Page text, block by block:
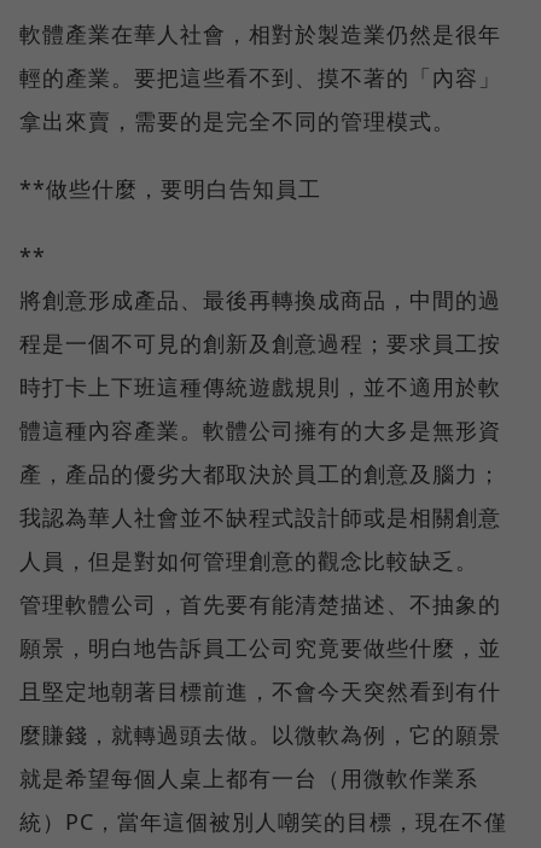
軟體產業在華人社會，相對於製造業仍然是很年
輕的產業。要把這些看不到、摸不著的「內容」
拿出來賣，需要的是完全不同的管理模式。
**做些什麼，要明白告知員工
**
將創意形成產品、最後再轉換成商品，中間的過
程是一個不可見的創新及創意過程；要求員工按
時打卡上下班這種傳統遊戲規則，並不適用於軟
體這種內容產業。軟體公司擁有的大多是無形資
產，產品的優劣大都取決於員工的創意及腦力；
我認為華人社會並不缺程式設計師或是相關創意
人員，但是對如何管理創意的觀念比較缺乏。
管理軟體公司，首先要有能清楚描述、不抽象的
願景，明白地告訴員工公司究竟要做些什麼，並
且堅定地朝著目標前進，不會今天突然看到有什
麼賺錢，就轉過頭去做。以微軟為例，它的願景
就是希望每個人桌上都有一台（用微軟作業系
統）PC，當年這個被別人嘲笑的目標，現在不僅